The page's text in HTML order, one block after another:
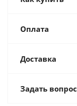
Оплата
Доставка
Задать вопрос